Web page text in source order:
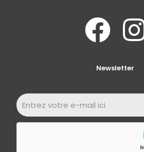
Newsletter